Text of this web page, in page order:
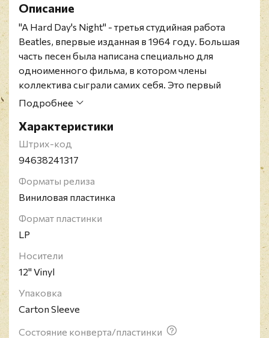
Описание
"A Hard Day's Night" - третья студийная работа
Beatles, впервые изданная в 1964 году. Большая
часть песен была написана специально для
одноименного фильма, в котором члены
коллектива сыграли самих себя. Это первый
альбом Beatles с полностью оригинальным
Lennon/McCartney. Пластинка около полугода
возглавляла британский чарт.
Альбом из бокс-сета 2012 года The Beatles "The
Конверт и винил в идеальном состоянии.
The Beatles, они же "великолепная четвёрка", они
же "ливерпульская четвёрка" или просто "Битлы" -
легендарная рок-группа, которая была создана в
просуществовал только до 1970 года, имя группы
стало известно каждому человеку на планете. В
Империи. Известный журнал Rolling Stone создал
список "500 величайших альбомов всех времен",
Подробнее
Характеристики
Штрих-код
94638241317
Форматы релиза
Виниловая пластинка
Формат пластинки
LP
Носители
12" Vinyl
Упаковка
Carton Sleeve
Состояние конверта/пластинки